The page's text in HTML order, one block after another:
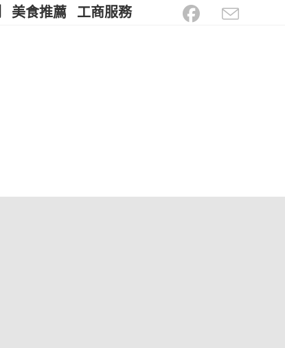
美食推薦 工商服務